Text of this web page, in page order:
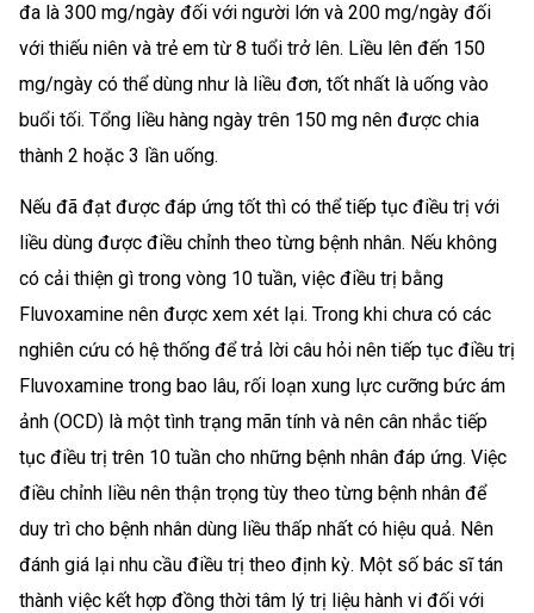
đa là 300 mg/ngày đối với người lớn và 200 mg/ngày đối
với thiếu niên và trẻ em từ 8 tuổi trở lên. Liều lên đến 150
mg/ngày có thể dùng như là liều đơn, tốt nhất là uống vào
buổi tối. Tổng liều hàng ngày trên 150 mg nên được chia
thành 2 hoặc 3 lần uống.
Nếu đã đạt được đáp ứng tốt thì có thể tiếp tục điều trị với
liều dùng được điều chỉnh theo từng bệnh nhân. Nếu không
có cải thiện gì trong vòng 10 tuần, việc điều trị bằng
Fluvoxamine nên được xem xét lại. Trong khi chưa có các
nghiên cứu có hệ thống để trả lời câu hỏi nên tiếp tục điều trị
Fluvoxamine trong bao lâu, rối loạn xung lực cưỡng bức ám
ảnh (OCD) là một tình trạng mãn tính và nên cân nhắc tiếp
tục điều trị trên 10 tuần cho những bệnh nhân đáp ứng. Việc
điều chỉnh liều nên thận trọng tùy theo từng bệnh nhân để
duy trì cho bệnh nhân dùng liều thấp nhất có hiệu quả. Nên
đánh giá lại nhu cầu điều trị theo định kỳ. Một số bác sĩ tán
thành việc kết hợp đồng thời tâm lý trị liệu hành vi đối với